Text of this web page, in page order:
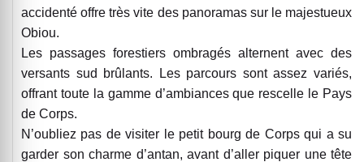
accidenté offre très vite des panoramas sur le majestueux
Obiou.
Les passages forestiers ombragés alternent avec des
versants sud brûlants. Les parcours sont assez variés,
offrant toute la gamme d’ambiances que rescelle le Pays
de Corps.
N’oubliez pas de visiter le petit bourg de Corps qui a su
garder son charme d’antan, avant d’aller piquer une tête